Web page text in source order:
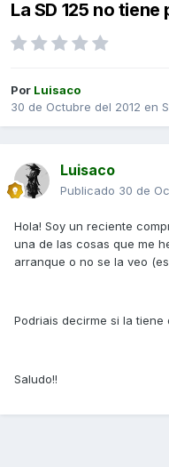
La SD 125 no
Por Luisaco
30 de Octubre del 2012 en
Luisaco
Publicado 30 de
Hola! Soy un reciente
una de las cosas que me
arranque o no se la veo
Podriais decirme si la tiene
Saludo!!